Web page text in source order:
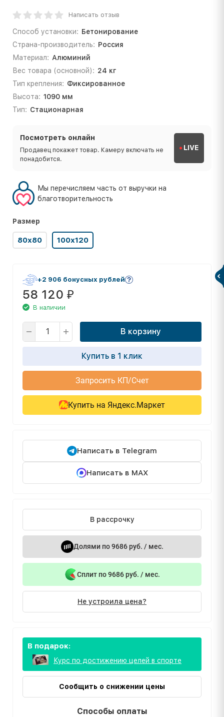
Написать отзыв
Способ установки: Бетонирование
Страна-производитель: Россия
Материал: Алюминий
Вес товара (основной): 24 кг
Тип крепления: Фиксированное
Высота: 1090 мм
Тип: Стационарная
Посмотреть онлайн
Продавец покажет товар. Камеру включать не
понадобится.
LIVE
Мы перечисляем часть от выручки на
благотворительность
Размер
80х80 100х120
+2 906 бонусных рублей
58 120 ₽
В наличии
В корзину
Купить в 1 клик
Запросить КП/Счет
Купить на Яндекс.Маркет
Написать в Telegram
Написать в MAX
В рассрочку
Долями по 9686 руб. / мес.
Сплит по 9686 руб. / мес.
Не устроила цена?
В подарок:
Курс по достижению целей в спорте
Сообщить о снижении цены
Способы оплаты